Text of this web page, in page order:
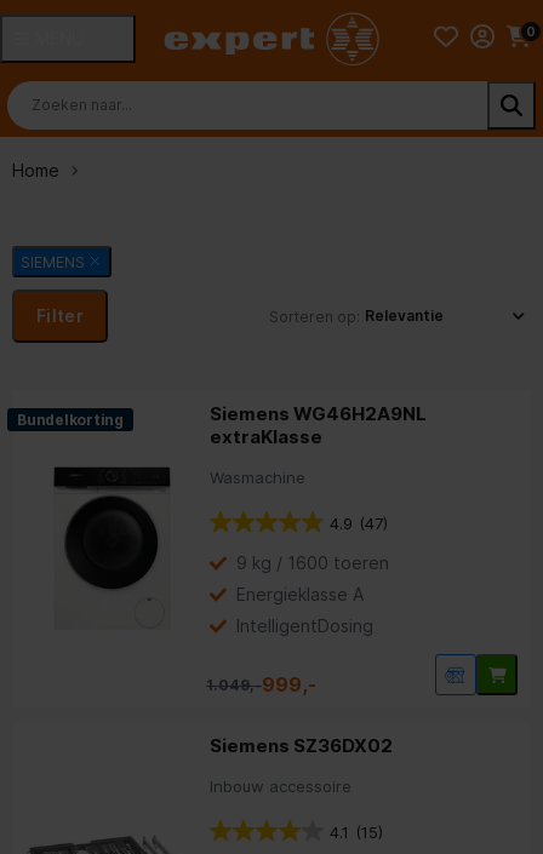
0
Home
SIEMENS
Filter Sorteren op:
Bundelkorting
Siemens WG46H2A9NL
extraKlasse
Wasmachine
4.9 (47)
9 kg / 1600 toeren
Energieklasse A
IntelligentDosing
1.049,-999,-
Siemens SZ36DX02
Inbouw accessoire
4.1 (15)